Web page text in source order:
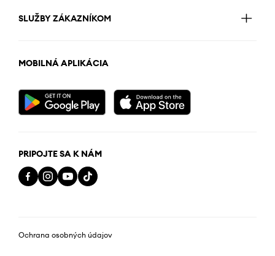
SLUŽBY ZÁKAZNÍKOM
MOBILNÁ APLIKÁCIA
PRIPOJTE SA K NÁM
Ochrana osobných údajov